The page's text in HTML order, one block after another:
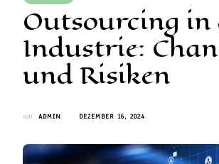
Outsourcing in
Industrie:
und Risiken
von ADMIN DEZEMBER 16, 2024